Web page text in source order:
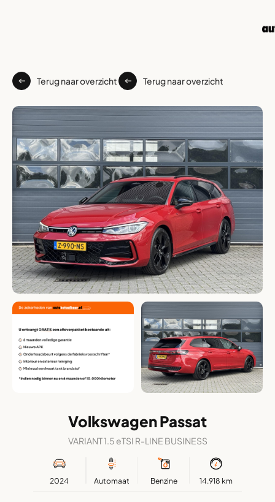
Terug naar overzicht Terug naar overzicht
Volkswagen Passat
VARIANT 1.5 eTSI R-LINE BUSINESS
2024 Automaat Benzine 14.918 km